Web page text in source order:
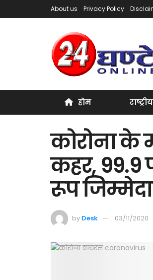
About us Privacy Policy
होम राष्ट्रीय
कोरोना के
कहर, 99.9
रूप
by Desk 03/11/2020